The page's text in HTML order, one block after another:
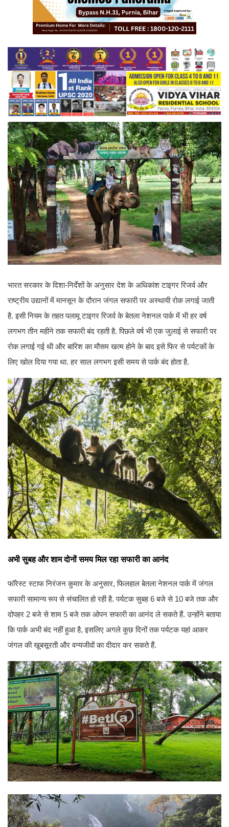
भारत सरकार के दिशा-निर्देशों के अनुसार देश के अधिकांश टाइगर रिजर्व और
राष्ट्रीय उद्यानों में मानसून के दौरान जंगल सफारी पर अस्थायी रोक लगाई जाती
है. इसी नियम के तहत पलामू टाइगर रिजर्व के बेतला नेशनल पार्क में भी हर वर्ष
लगभग तीन महीने तक सफारी बंद रहती है. पिछले वर्ष भी एक जुलाई से सफारी पर
रोक लगाई गई थी और बारिश का मौसम खत्म होने के बाद इसे फिर से पर्यटकों के
लिए खोल दिया गया था. हर साल लगभग इसी समय से पार्क बंद होता है.
अभी सुबह और शाम दोनों समय मिल रहा सफारी का आनंद
फॉरेस्ट स्टाफ निरंजन कुमार के अनुसार, फिलहाल बेतला नेशनल पार्क में जंगल
सफारी सामान्य रूप से संचालित हो रही है. पर्यटक सुबह 6 बजे से 10 बजे तक और
दोपहर 2 बजे से शाम 5 बजे तक ओपन सफारी का आनंद ले सकते हैं. उन्होंने बताया
कि पार्क अभी बंद नहीं हुआ है, इसलिए अगले कुछ दिनों तक पर्यटक यहां आकर
जंगल की खूबसूरती और वन्यजीवों का दीदार कर सकते हैं.